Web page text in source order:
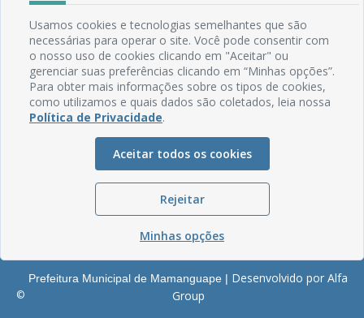
Email: comunicacao@mamanguape.pb.gov.br
Expediente: Segunda à Sexta, das 08h às 13h
Mapa do Site
Perguntas frequentes
Glossário
Serviços Internos
©
Prefeitura Municipal de Mamanguape | Desenvolvido por Alfa
Group
Usamos cookies e tecnologias semelhantes que são
necessárias para operar o site. Você pode consentir com
o nosso uso de cookies clicando em "Aceitar" ou
gerenciar suas preferências clicando em “Minhas opções”.
Para obter mais informações sobre os tipos de cookies,
como utilizamos e quais dados são coletados, leia nossa
Política de Privacidade.
Aceitar todos os cookies
Rejeitar
Minhas opções